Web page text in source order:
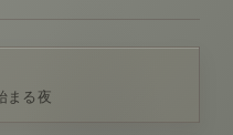
まる夜